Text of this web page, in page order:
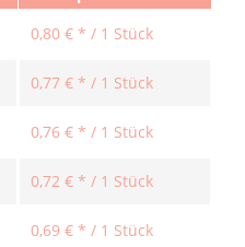
0,80 € * / 1 Stück
0,77 € * / 1 Stück
0,76 € * / 1 Stück
0,72 € * / 1 Stück
0,69 € * / 1 Stück